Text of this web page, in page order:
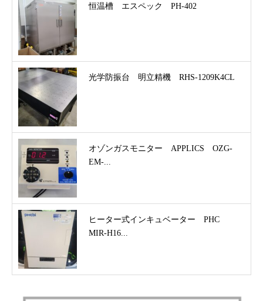
恒温槽 エスペック PH-402
光学防振台 明立精機 RHS-1209K4CL
オゾンガスモニター APPLICS OZG-
EM-...
ヒーター式インキュベーター PHC
MIR-H16...